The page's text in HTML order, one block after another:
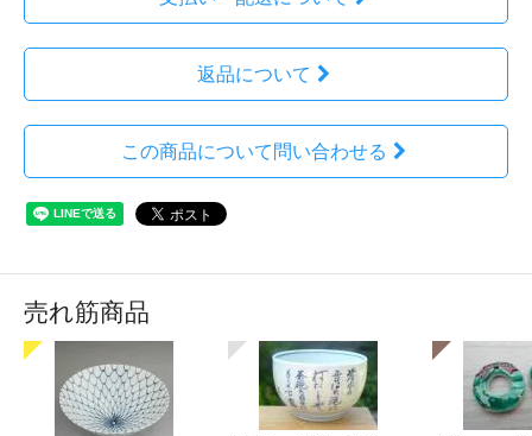
返品について
この商品について問い合わせる
売れ筋商品